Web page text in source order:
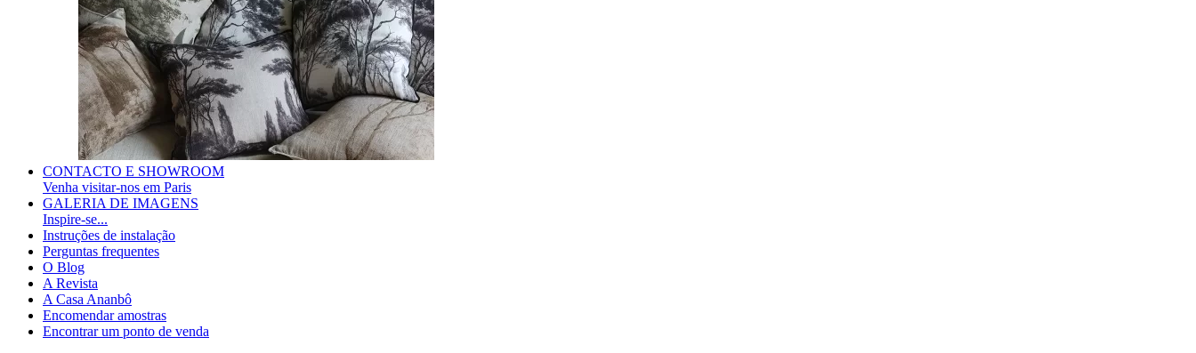
CONTACTO E SHOWROOM
Venha visitar-nos em Paris
GALERIA DE IMAGENS
Inspire-se...
Instruções de instalação
Perguntas frequentes
O Blog
A Revista
A Casa Ananbô
Encomendar amostras
Encontrar um ponto de venda